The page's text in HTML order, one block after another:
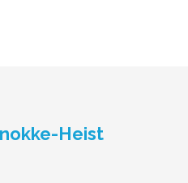
Heist